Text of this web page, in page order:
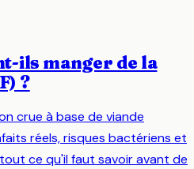
ils manger de la
?
crue à base de viande
réels, risques bactériens et
ce qu'il faut savoir avant de